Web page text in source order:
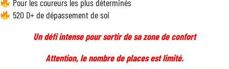
Pour les coureurs les plus déterminés
520 D+ de dépassement de soi
Un défi intense pour sortir de sa zone de confort
Attention, le nombre de places est limité.